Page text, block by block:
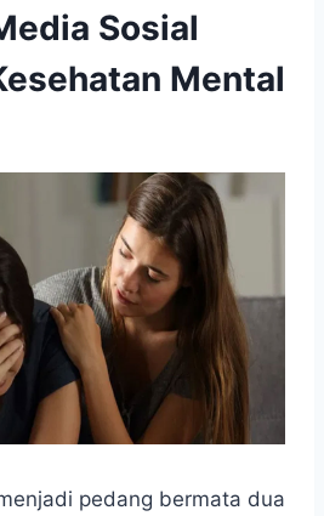
Sosial
Mental
pedang bermata dua